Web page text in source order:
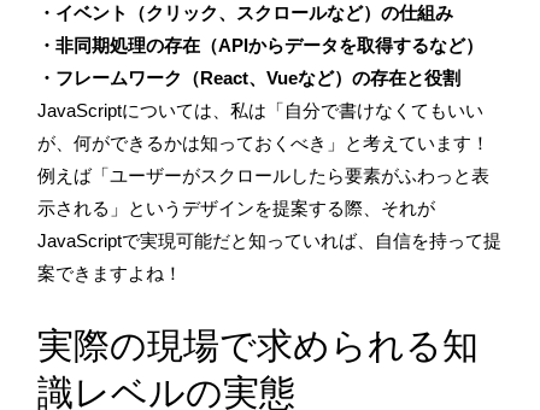
・イベント（クリック、スクロールなど）の仕組み
・非同期処理の存在（APIからデータを取得するなど）
・フレームワーク（React、Vueなど）の存在と役割
JavaScriptについては、私は「自分で書けなくてもいい
が、何ができるかは知っておくべき」と考えています！
例えば「ユーザーがスクロールしたら要素がふわっと表
示される」というデザインを提案する際、それが
JavaScriptで実現可能だと知っていれば、自信を持って提
案できますよね！
実際の現場で求められる知
識レベルの実態